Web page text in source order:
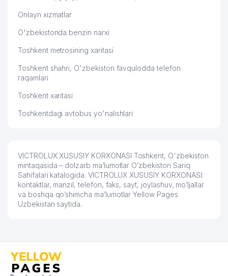
Onlayn xizmatlar
O'zbekistonda benzin narxi
Toshkent metrosining xaritasi
Toshkent shahri, O'zbekiston favqulodda telefon
raqamlari
Toshkent xaritasi
Toshkentdagi avtobus yo'nalishlari
VICTROLUX XUSUSIY KORXONASI Toshkent, O'zbekiston
mintaqasida – dolzarb ma’lumotlar O’zbekiston Sariq
Sahifalari katalogida. VICTROLUX XUSUSIY KORXONASI:
kontaktlar, manzil, telefon, faks, sayt, joylashuv, mo’ljallar
va boshqa qo’shimcha ma’lumotlar Yellow Pages
Uzbekistan saytida.